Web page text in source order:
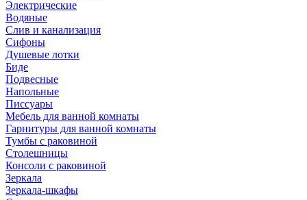
Электрические
Водяные
Слив и канализация
Сифоны
Душевые лотки
Биде
Подвесные
Напольные
Писсуары
Мебель для ванной комнаты
Гарнитуры для ванной комнаты
Тумбы с раковиной
Столешницы
Консоли с раковиной
Зеркала
Зеркала-шкафы